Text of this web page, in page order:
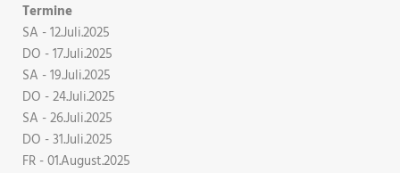
Termine
SA - 12.Juli.2025
DO - 17.Juli.2025
SA - 19.Juli.2025
DO - 24.Juli.2025
SA - 26.Juli.2025
DO - 31.Juli.2025
FR - 01.August.2025